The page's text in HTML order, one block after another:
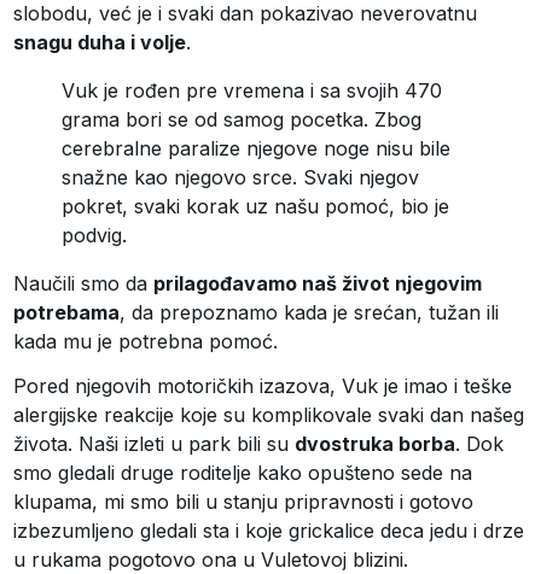
slobodu, već je i svaki dan pokazivao neverovatnu
snagu duha i volje.
Vuk je rođen pre vremena i sa svojih 470
grama bori se od samog pocetka. Zbog
cerebralne paralize njegove noge nisu bile
snažne kao njegovo srce. Svaki njegov
pokret, svaki korak uz našu pomoć, bio je
podvig.
Naučili smo da prilagođavamo naš život njegovim
potrebama, da prepoznamo kada je srećan, tužan ili
kada mu je potrebna pomoć.
Pored njegovih motoričkih izazova, Vuk je imao i teške
alergijske reakcije koje su komplikovale svaki dan našeg
života. Naši izleti u park bili su dvostruka borba. Dok
smo gledali druge roditelje kako opušteno sede na
klupama, mi smo bili u stanju pripravnosti i gotovo
izbezumljeno gledali sta i koje grickalice deca jedu i drze
u rukama pogotovo ona u Vuletovoj blizini.